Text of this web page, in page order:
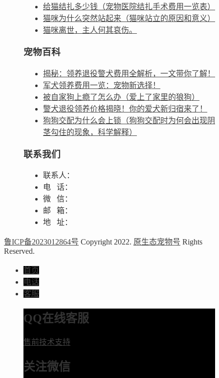
给猫结扎多少钱（宠物医院结扎手术费用一览表）
猫咪为什么突然站起来（猫咪站立的原因和意义）
猫咪离世，主人何其哀伤。
宠物百科
揭秘：领养退役警犬费用全解析，一文带你了解！
军犬领养费用一览：宠物新选择！
被自家狗上瘾了怎么办（爱上了家里的狼狗）
警犬退役领养价格揭晓！你的爱犬新归宿来了！
狗狗交配为什么会上锁（狗狗交配时为何会出现阴
茎勾住的现象，科学解释）
联系我们
联系人：
电 话：
微 信：
邮 箱：
地 址：
鲁ICP备2023012864号 Copyright 2022. 原生态宠物号 Rights
Reserved.
首页
电话
客服
QQ在线客服
售前技术支持
关注微信